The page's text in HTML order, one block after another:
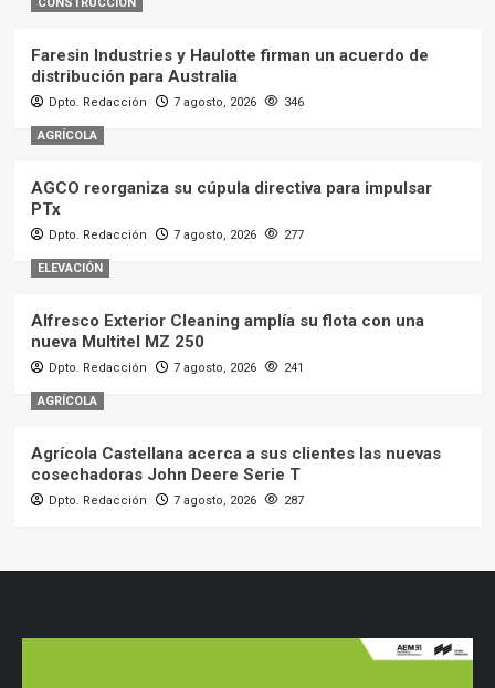
Faresin Industries y Haulotte firman un acuerdo de
distribución para Australia
Dpto. Redacción 7 agosto, 2026 346
AGRÍCOLA
AGCO reorganiza su cúpula directiva para impulsar
PTx
Dpto. Redacción 7 agosto, 2026 277
ELEVACIÓN
Alfresco Exterior Cleaning amplía su flota con una
nueva Multitel MZ 250
Dpto. Redacción 7 agosto, 2026 241
AGRÍCOLA
Agrícola Castellana acerca a sus clientes las nuevas
cosechadoras John Deere Serie T
Dpto. Redacción 7 agosto, 2026 287